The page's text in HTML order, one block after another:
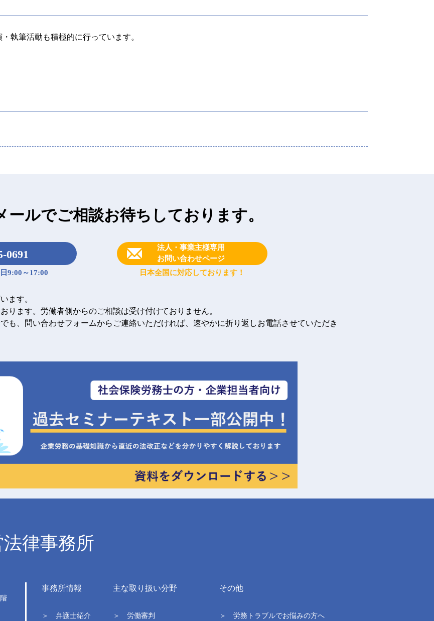
執筆活動も積極的に行っています。
ールでご相談お待ちしております。
0691
9:00～17:00
法人・事業主様専用
お問い合わせページ
日本全国に対応しております！
ます。
ります。労働者側からのご相談は受け付けておりません。
も、問い合わせフォームからご連絡いただければ、速やかに折り返しお電話させていただき
律事務所
事務所情報
＞ 弁護士紹介
主な取り扱い分野
＞ 労働審判
その他
＞ 労務トラブルでお悩みの方へ